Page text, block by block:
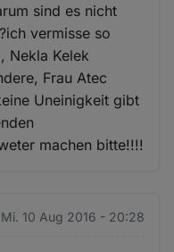
sind es nicht
vermisse so
Nekla Kelek
Frau Atec
Uneinigkeit gibt
machen bitte!!!!
Mi. 10 Aug 2016 - 20:28